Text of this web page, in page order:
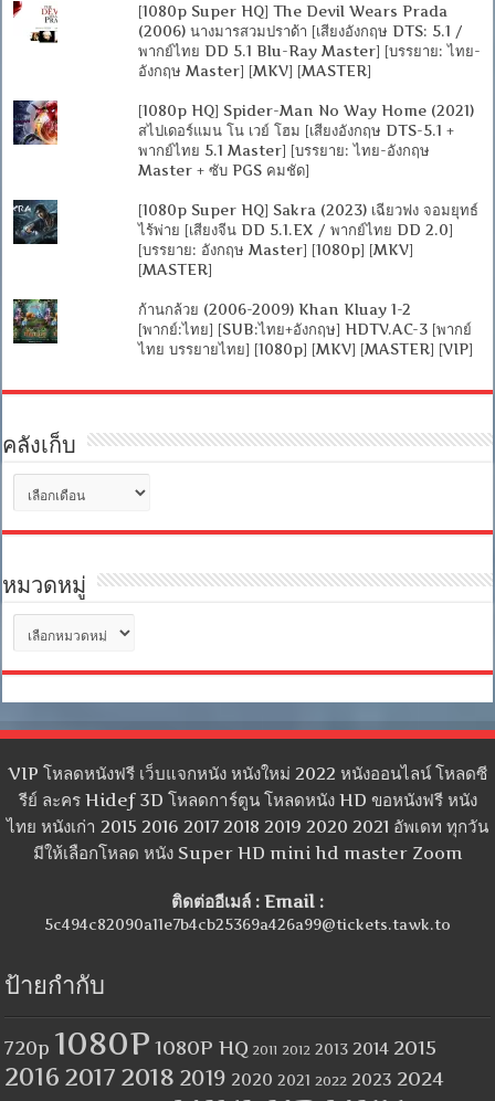
[1080p Super HQ] The Devil Wears Prada
(2006) นางมารสวมปราด้า [เสียงอังกฤษ DTS: 5.1 /
พากย์ไทย DD 5.1 Blu-Ray Master] [บรรยาย: ไทย-
อังกฤษ Master] [MKV] [MASTER]
[1080p HQ] Spider-Man No Way Home (2021)
สไปเดอร์แมน โน เวย์ โฮม [เสียงอังกฤษ DTS-5.1 +
พากย์ไทย 5.1 Master] [บรรยาย: ไทย-อังกฤษ
Master + ซับ PGS คมชัด]
[1080p Super HQ] Sakra (2023) เฉียวฟง จอมยุทธ์
ไร้พ่าย [เสียงจีน DD 5.1.EX / พากย์ไทย DD 2.0]
[บรรยาย: อังกฤษ Master] [1080p] [MKV]
[MASTER]
ก้านกล้วย (2006-2009) Khan Kluay 1-2
[พากย์:ไทย] [SUB:ไทย+อังกฤษ] HDTV.AC-3 [พากย์
ไทย บรรยายไทย] [1080p] [MKV] [MASTER] [VIP]
คลังเก็บ
เก็บ
หมวดหมู่
หมู่
VIP โหลดหนังฟรี เว็บแจกหนัง หนังใหม่ 2022 หนังออนไลน์ โหลดซี
รีย์ ละคร Hidef 3D โหลดการ์ตูน โหลดหนัง HD ขอหนังฟรี หนัง
ไทย หนังเก่า 2015 2016 2017 2018 2019 2020 2021 อัพเดท ทุกวัน
มีให้เลือกโหลด หนัง Super HD mini hd master Zoom
ติดต่ออีเมล์ : Email :
5c494c82090a11e7b4cb25369a426a99@tickets.tawk.to
ป้ายกำกับ
720p 1080P 1080P HQ 2011 2012 2013 2014 2015
2016 2017 2018 2019 2020 2021 2022 2023 2024